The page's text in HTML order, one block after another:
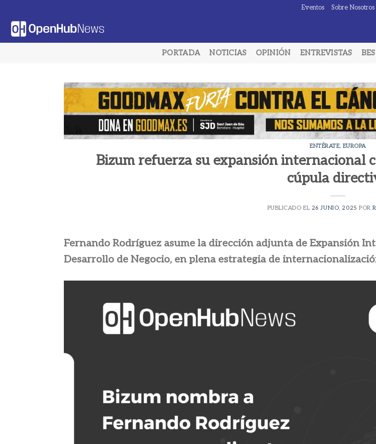
contenido
Eventos Sobre Nosotros
PORTADA NOTICIAS OPINIÓN ENTREVISTAS
ENTÉRATE, EUROPA
Bizum refuerza su expansión internacional
cúpula
PUBLICADO EL 26 JUNIO, 2025 POR
Fernando Rodríguez asume la dirección adjunta de Expansión
Desarrollo de Negocio, en plena estrategia de